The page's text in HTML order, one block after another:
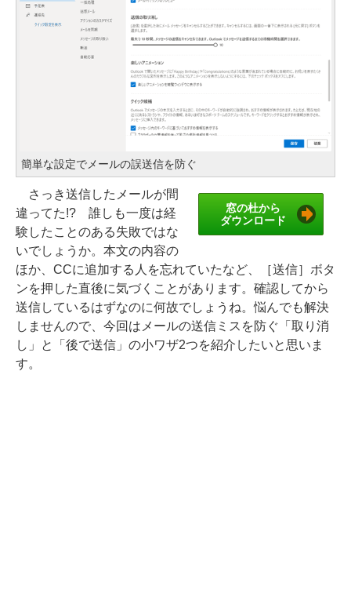
簡単な設定でメールの誤送信を防ぐ
窓の杜から
ダウンロード
さっき送信したメールが間
違ってた!? 誰しも一度は経
験したことのある失敗ではな
いでしょうか。本文の内容の
ほか、CCに追加する人を忘れていたなど、［送信］ボタ
ンを押した直後に気づくことがあります。確認してから
送信しているはずなのに何故でしょうね。悩んでも解決
しませんので、今回はメールの送信ミスを防ぐ「取り消
し」と「後で送信」の小ワザ2つを紹介したいと思いま
す。